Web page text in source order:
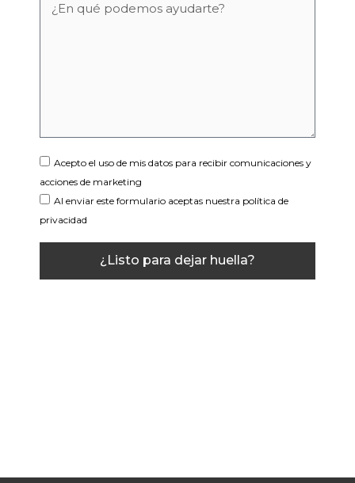
Acepto el uso de mis datos para recibir comunicaciones y
acciones de marketing
Al enviar este formulario aceptas nuestra política de
privacidad
¿Listo para dejar huella?